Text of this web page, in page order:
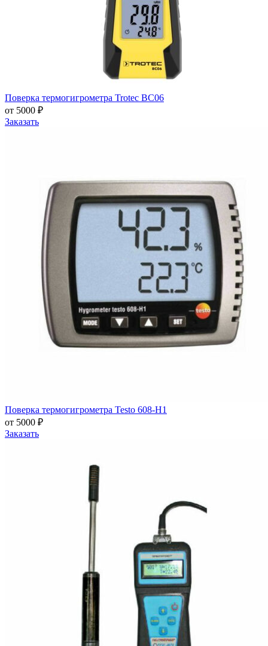
Поверка термогигрометра Trotec BC06
от 5000 ₽
Заказать
Поверка термогигрометра Testo 608-H1
от 5000 ₽
Заказать